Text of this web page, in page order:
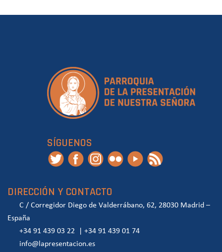
SÍGUENOS
DIRECCIÓN Y CONTACTO
C / Corregidor Diego de Valderrábano, 62, 28030 Madrid –
España
+34 91 439 03 22
+34 91 439 01 74
info@lapresentacion.es